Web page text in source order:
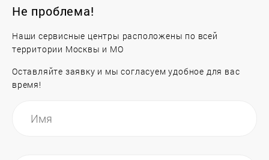
Iberital
Не проблема!
Наши сервисные центры расположены по всей
территории Москвы и МО
Оставляйте заявку и мы согласуем удобное для вас
время!